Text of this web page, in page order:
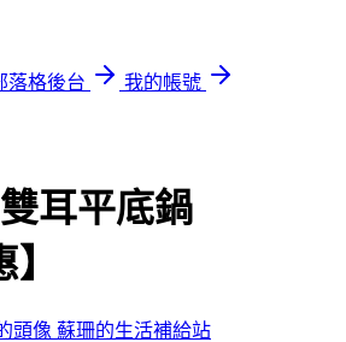
落格後台
我的帳號
耳平底鍋
蘇珊的生活補給站